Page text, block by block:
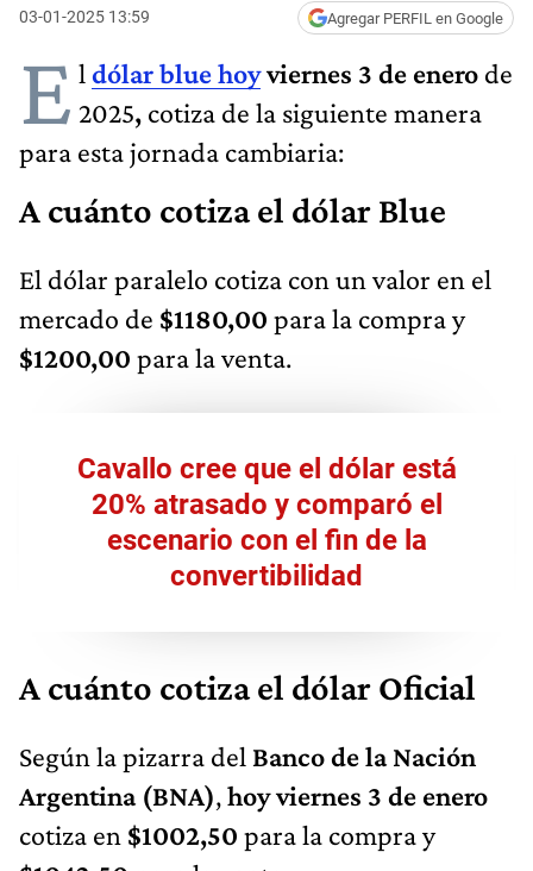
03-01-2025 13:59 Agregar PERFIL en Google
E l dólar blue hoyviernes 3 de enero de
2025, cotiza de la siguiente manera
para esta jornada cambiaria:
A cuánto cotiza el dólar Blue
El dólar paralelo cotiza con un valor en el
mercado de $1180,00 para la compra y
$1200,00 para la venta.
Cavallo cree que el dólar está
20% atrasado y comparó el
escenario con el fin de la
convertibilidad
A cuánto cotiza el dólar Oficial
Según la pizarra del Banco de la Nación
Argentina (BNA),hoy viernes 3 de enero
cotiza en $1002,50 para la compra y